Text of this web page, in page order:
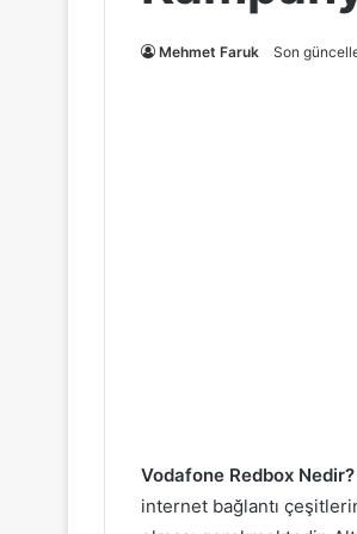
Mehmet Faruk Son
Vodafone Redbox
internet bağlantı